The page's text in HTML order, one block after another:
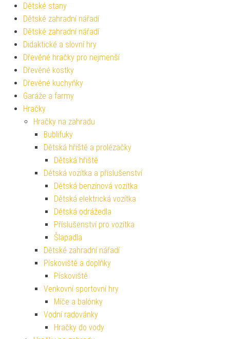
Dětské stany
Dětské zahradní nářadí
Dětské zahradní nářadí
Didaktické a slovní hry
Dřevěné hračky pro nejmenší
Dřevěné kostky
Dřevěné kuchyňky
Garáže a farmy
Hračky
Hračky na zahradu
Bublifuky
Dětská hřiště a prolézačky
Dětská hřiště
Dětská vozítka a příslušenství
Dětská benzínová vozítka
Dětská elektrická vozítka
Dětská odrážedla
Příslušenství pro vozítka
Šlapadla
Dětské zahradní nářadí
Pískoviště a doplňky
Pískoviště
Venkovní sportovní hry
Míče a balónky
Vodní radovánky
Hračky do vody